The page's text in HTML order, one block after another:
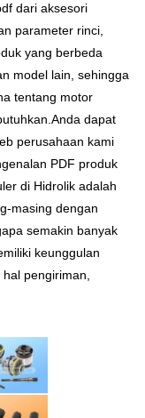
dari aksesori
parameter rinci,
yang berbeda
model lain, sehingga
tentang motor
dapat
perusahaan kami
PDF produk
di Hidrolik adalah
masing dengan
semakin banyak
keunggulan
pengiriman,